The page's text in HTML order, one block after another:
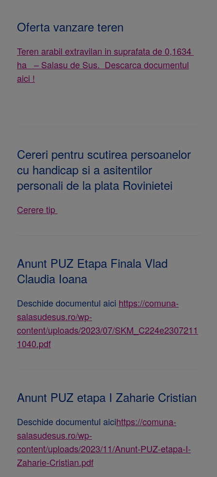
Oferta vanzare teren
Teren arabil extravilan in suprafata de 0,1634
ha – Salasu de Sus. Descarca documentul
aici !
Cereri pentru scutirea persoanelor
cu handicap si a asitentilor
personali de la plata Rovinietei
Cerere tip
Anunt PUZ Etapa Finala Vlad
Claudia Ioana
Deschide documentul aici https://comuna-
salasudesus.ro/wp-
content/uploads/2023/07/SKM_C224e2307211
1040.pdf
Anunt PUZ etapa I Zaharie Cristian
Deschide documentul aicihttps://comuna-
salasudesus.ro/wp-
content/uploads/2023/11/Anunt-PUZ-etapa-I-
Zaharie-Cristian.pdf